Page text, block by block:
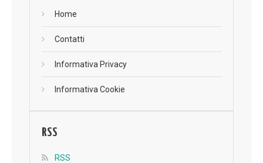
Home
Contatti
Informativa Privacy
Informativa Cookie
RSS
RSS